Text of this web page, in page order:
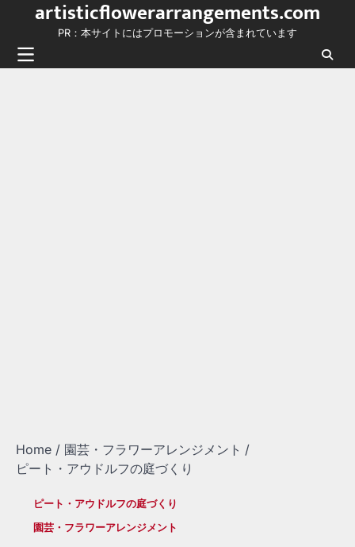
content
artisticflowerarrangements.com
PR：本サイトにはプロモーションが含まれています
Home
園芸・フラワーアレンジメント
ピート・アウドルフの庭づくり
ピート・アウドルフの庭づくり
園芸・フラワーアレンジメント